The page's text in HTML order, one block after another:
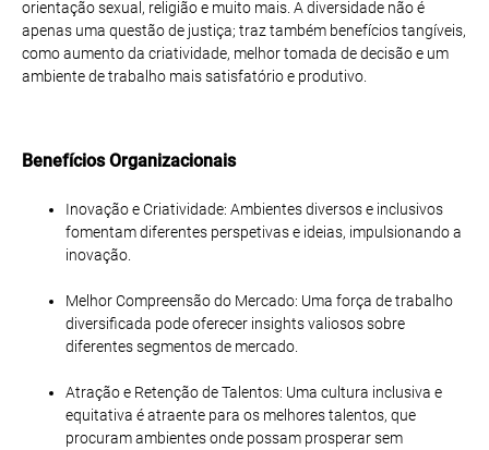
orientação sexual, religião e muito mais. A diversidade não é
apenas uma questão de justiça; traz também benefícios tangíveis,
como aumento da criatividade, melhor tomada de decisão e um
ambiente de trabalho mais satisfatório e produtivo.
Benefícios Organizacionais
Inovação e Criatividade: Ambientes diversos e inclusivos
fomentam diferentes perspetivas e ideias, impulsionando a
inovação.
Melhor Compreensão do Mercado: Uma força de trabalho
diversificada pode oferecer insights valiosos sobre
diferentes segmentos de mercado.
Atração e Retenção de Talentos: Uma cultura inclusiva e
equitativa é atraente para os melhores talentos, que
procuram ambientes onde possam prosperar sem